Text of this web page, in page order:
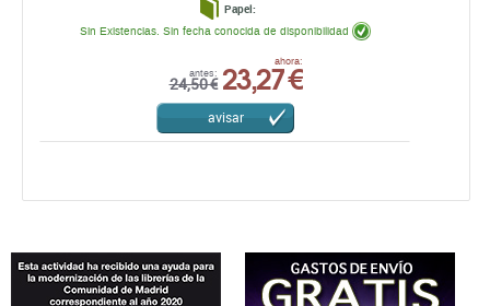
Papel:
antes:
24,50 €
ahora:
23,27 €
Sin Existencias. Sin fecha conocida de disponibilidad
avisar